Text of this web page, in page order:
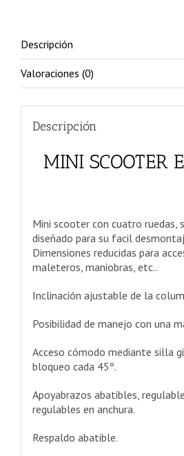
Descripción
Valoraciones (0)
Descripción
MINI SCOOTER
Mini scooter con cuatro ruedas,
diseñado para su facil
Dimensiones reducidas para
maleteros, maniobras, etc..
Inclinación ajustable de la
Posibilidad de manejo con una
Acceso cómodo mediante silla
bloqueo cada 45º.
Apoyabrazos abatibles,
regulables en anchura.
Respaldo abatible.